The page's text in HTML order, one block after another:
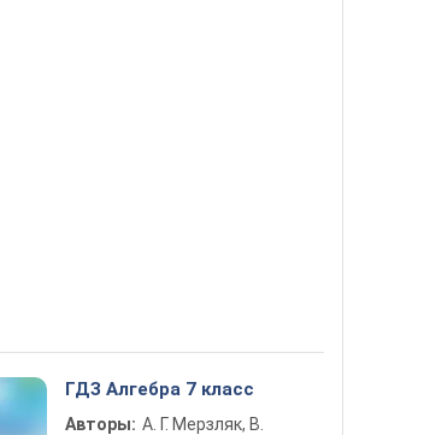
ГДЗ Алгебра 7 класс
Авторы: А. Г. Мерзляк, В.